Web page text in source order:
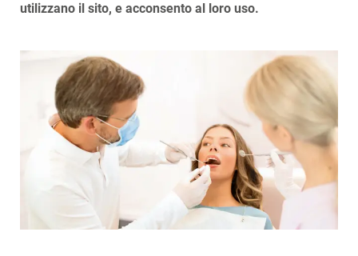
utilizzano il sito, e acconsento al loro uso.